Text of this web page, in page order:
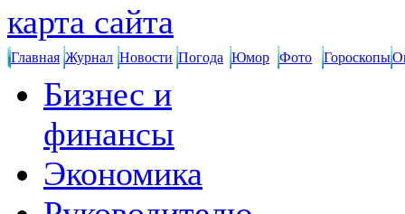
карта сайта
Главная Журнал Новости Погода Юмор Фото Гороскопы
Бизнес и
финансы
Экономика